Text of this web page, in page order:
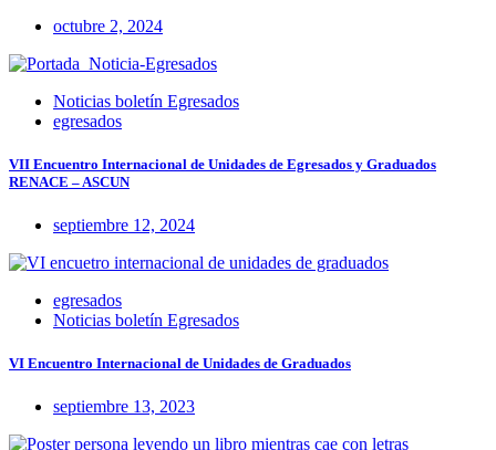
octubre 2, 2024
Noticias boletín Egresados
egresados
VII Encuentro Internacional de Unidades de Egresados y Graduados
RENACE – ASCUN
septiembre 12, 2024
egresados
Noticias boletín Egresados
VI Encuentro Internacional de Unidades de Graduados
septiembre 13, 2023